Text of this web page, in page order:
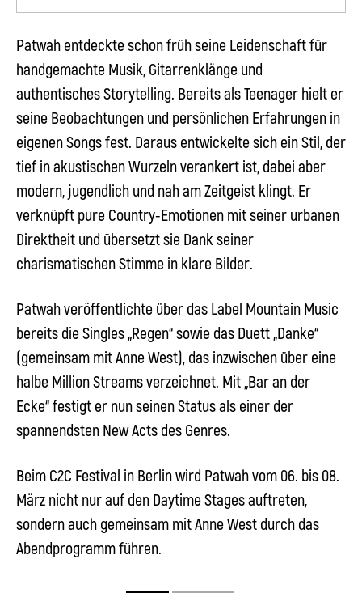
Patwah entdeckte schon früh seine Leidenschaft für
handgemachte Musik, Gitarrenklänge und
authentisches Storytelling. Bereits als Teenager hielt er
seine Beobachtungen und persönlichen Erfahrungen in
eigenen Songs fest. Daraus entwickelte sich ein Stil, der
tief in akustischen Wurzeln verankert ist, dabei aber
modern, jugendlich und nah am Zeitgeist klingt. Er
verknüpft pure Country-Emotionen mit seiner urbanen
Direktheit und übersetzt sie Dank seiner
charismatischen Stimme in klare Bilder.
Patwahveröffentlichte über das Label Mountain Music
bereits die Singles „Regen“ sowie das Duett „Danke“
(gemeinsam mit Anne West), das inzwischen über eine
halbe Million Streams verzeichnet. Mit „Bar an der
Ecke“ festigt er nun seinen Status als einer der
spannendsten New Acts des Genres.
Beim C2C Festival in Berlin wird Patwahvom 06. bis 08.
März nicht nur auf den Daytime Stages auftreten,
sondern auch gemeinsam mit Anne West durch das
Abendprogramm führen.